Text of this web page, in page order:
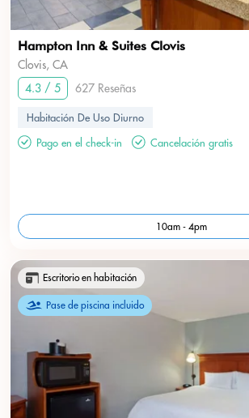
Hampton Inn & Suites Clovis
Clovis, CA
4.3 / 5
627 Reseñas
Habitación De Uso Diurno
Pago en el check-in
Cancelación gratis
10am - 4pm
Escritorio en habitación
Pase de piscina incluido